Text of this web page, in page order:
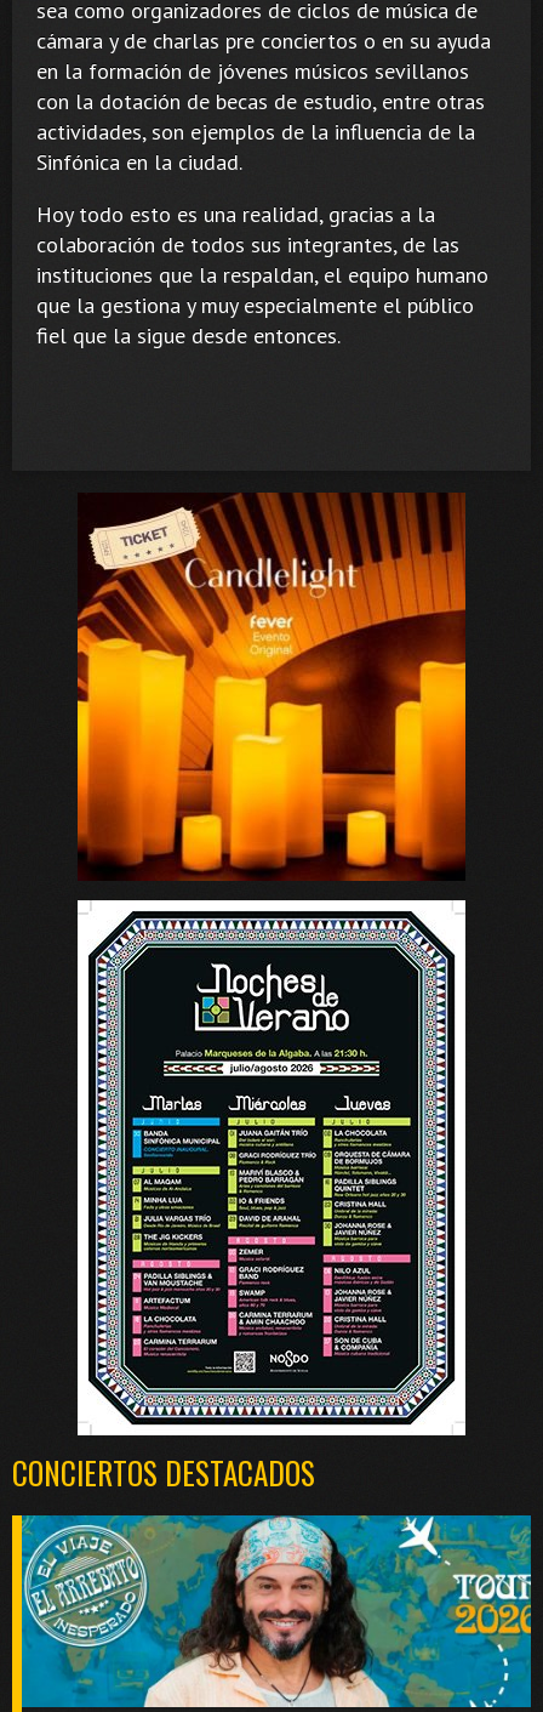
sea como organizadores de ciclos de música de
cámara y de charlas pre conciertos o en su ayuda
en la formación de jóvenes músicos sevillanos
con la dotación de becas de estudio, entre otras
actividades, son ejemplos de la influencia de la
Sinfónica en la ciudad.
Hoy todo esto es una realidad, gracias a la
colaboración de todos sus integrantes, de las
instituciones que la respaldan, el equipo humano
que la gestiona y muy especialmente el público
fiel que la sigue desde entonces.
CONCIERTOS DESTACADOS